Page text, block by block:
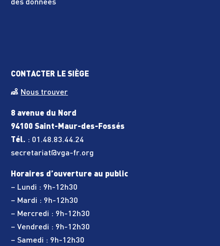
des données
CONTACTER LE SIÈGE
Nous trouver
8 avenue du Nord
94100 Saint-Maur-des-Fossés
Tél. : 01.48.83.44.24
secretariat@vga-fr.org
Horaires d’ouverture au public
– Lundi : 9h-12h30
– Mardi : 9h-12h30
– Mercredi : 9h-12h30
– Vendredi : 9h-12h30
– Samedi : 9h-12h30